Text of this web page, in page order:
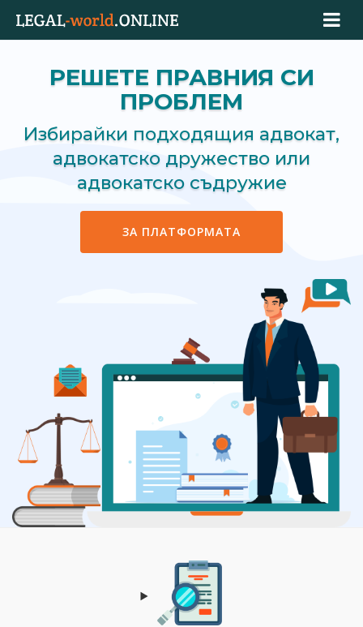
РЕШЕТЕ ПРАВНИЯ СИ
ПРОБЛЕМ
Избирайки подходящия адвокат,
адвокатско дружество или
адвокатско съдружие
ЗА ПЛАТФОРМАТА